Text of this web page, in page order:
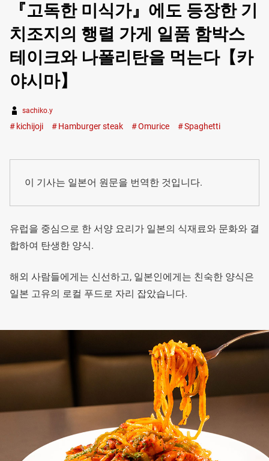
『고독한 미식가』에도 등장한 기
치조지의 행렬 가게 일품 함박스
테이크와 나폴리탄을 먹는다【카
야시마】
sachiko.y
kichijoji Hamburger steak Omurice Spaghetti
이 기사는 일본어 원문을 번역한 것입니다.
유럽을 중심으로 한 서양 요리가 일본의 식재료와 문화와 결
합하여 탄생한 양식.
해외 사람들에게는 신선하고, 일본인에게는 친숙한 양식은
일본 고유의 로컬 푸드로 자리 잡았습니다.